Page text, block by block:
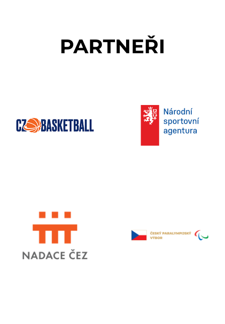
PARTNEŘI